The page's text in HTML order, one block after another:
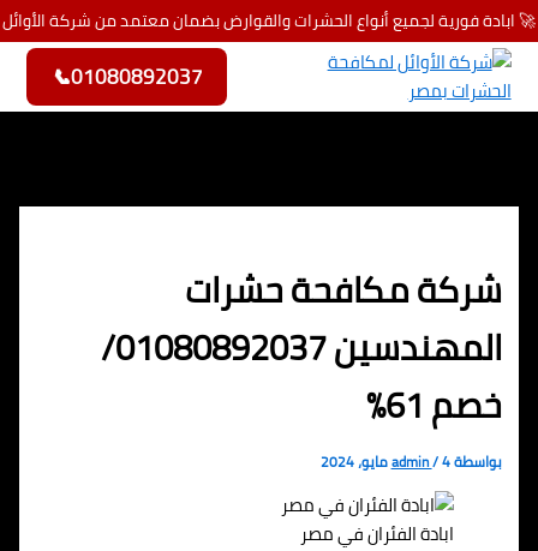
تخطي إلى المحتوى
🚀 ابادة فورية لجميع أنواع الحشرات والقوارض بضمان معتمد من شركة الأوائل
01080892037
📞
شركة مكافحة حشرات
المهندسين 01080892037/
خصم 61%
بواسطة admin/4 مايو، 2024
ابادة الفئران في مصر